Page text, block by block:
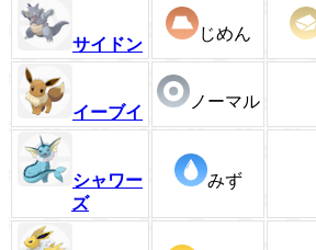
サイドン
じめん
イーブイ
ノーマル
シャワー
ズ
みず